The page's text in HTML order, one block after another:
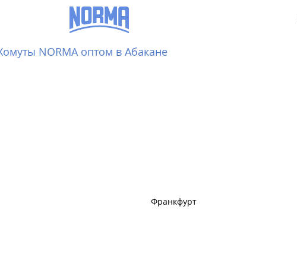
NORMA оптом в Абакане
Франкфурт